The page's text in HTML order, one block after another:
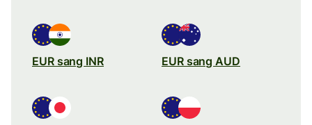
EUR sang INR EUR sang AUD